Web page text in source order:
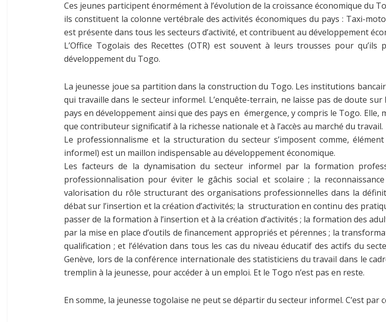
Ces jeunes participent énormément à l’évolution de la croissance économique du
ils constituent la colonne vertébrale des activités économiques du pays : Taxi-
est présente dans tous les secteurs d’activité, et contribuent au développement
L’Office Togolais des Recettes (OTR) est souvent à leurs trousses pour
développement du Togo.
La jeunesse joue sa partition dans la construction du Togo. Les institutions
qui travaille dans le secteur informel. L’enquête-terrain, ne laisse pas de doute
pays en développement ainsi que des pays en émergence, y compris le Togo.
que contributeur significatif à la richesse nationale et à l’accès au marché du travail.
Le professionnalisme et la structuration du secteur s’imposent comme,
informel) est un maillon indispensable au développement économique.
Les facteurs de la dynamisation du secteur informel par la formation
professionnalisation pour éviter le gâchis social et scolaire ; la
valorisation du rôle structurant des organisations professionnelles dans la
débat sur l’insertion et la création d’activités; la structuration en continu des
passer de la formation à l’insertion et à la création d’activités ; la formation des
par la mise en place d’outils de financement appropriés et pérennes ; la
qualification ; et l’élévation dans tous les cas du niveau éducatif des actifs du
Genève, lors de la conférence internationale des statisticiens du travail dans le
tremplin à la jeunesse, pour accéder à un emploi. Et le Togo n’est pas en reste.
En somme, la jeunesse togolaise ne peut se départir du secteur informel. C’est par